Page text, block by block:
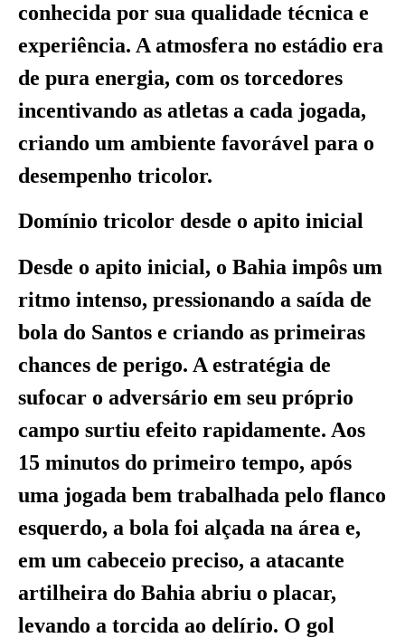
conhecida por sua qualidade técnica e
experiência. A atmosfera no estádio era
de pura energia, com os torcedores
incentivando as atletas a cada jogada,
criando um ambiente favorável para o
desempenho tricolor.
Domínio tricolor desde o apito inicial
Desde o apito inicial, o Bahia impôs um
ritmo intenso, pressionando a saída de
bola do Santos e criando as primeiras
chances de perigo. A estratégia de
sufocar o adversário em seu próprio
campo surtiu efeito rapidamente. Aos
15 minutos do primeiro tempo, após
uma jogada bem trabalhada pelo flanco
esquerdo, a bola foi alçada na área e,
em um cabeceio preciso, a atacante
artilheira do Bahia abriu o placar,
levando a torcida ao delírio. O gol